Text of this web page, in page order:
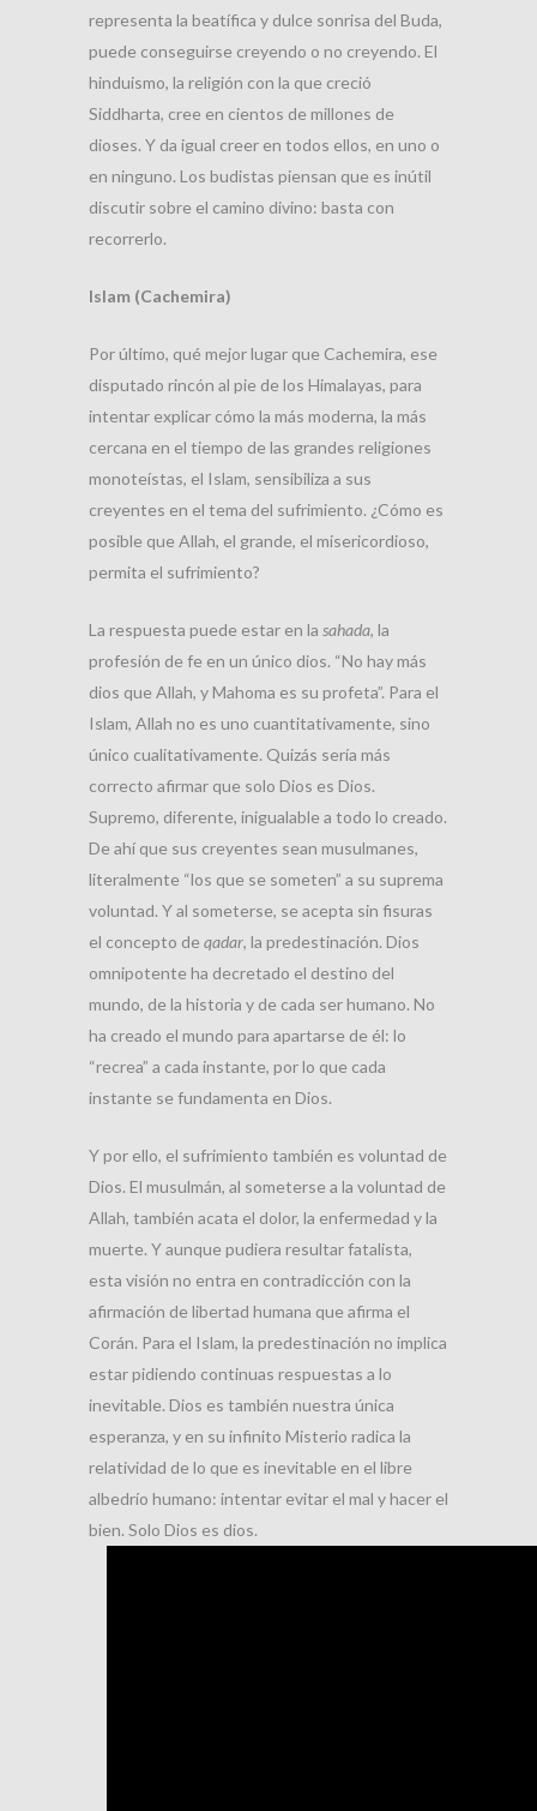
representa la beatífica y dulce sonrisa del Buda,
puede conseguirse creyendo o no creyendo. El
hinduismo, la religión con la que creció
Siddharta, cree en cientos de millones de
dioses. Y da igual creer en todos ellos, en uno o
en ninguno. Los budistas piensan que es inútil
discutir sobre el camino divino: basta con
recorrerlo.
Islam (Cachemira)
Por último, qué mejor lugar que Cachemira, ese
disputado rincón al pie de los Himalayas, para
intentar explicar cómo la más moderna, la más
cercana en el tiempo de las grandes religiones
monoteístas, el Islam, sensibiliza a sus
creyentes en el tema del sufrimiento. ¿Cómo es
posible que Allah, el grande, el misericordioso,
permita el sufrimiento?
La respuesta puede estar en la sahada, la
profesión de fe en un único dios. “No hay más
dios que Allah, y Mahoma es su profeta”. Para el
Islam, Allah no es uno cuantitativamente, sino
único cualitativamente. Quizás sería más
correcto afirmar que solo Dios es Dios.
Supremo, diferente, inigualable a todo lo creado.
De ahí que sus creyentes sean musulmanes,
literalmente “los que se someten” a su suprema
voluntad. Y al someterse, se acepta sin fisuras
el concepto de qadar, la predestinación. Dios
omnipotente ha decretado el destino del
mundo, de la historia y de cada ser humano. No
ha creado el mundo para apartarse de él: lo
“recrea” a cada instante, por lo que cada
instante se fundamenta en Dios.
Y por ello, el sufrimiento también es voluntad de
Dios. El musulmán, al someterse a la voluntad de
Allah, también acata el dolor, la enfermedad y la
muerte. Y aunque pudiera resultar fatalista,
esta visión no entra en contradicción con la
afirmación de libertad humana que afirma el
Corán. Para el Islam, la predestinación no implica
estar pidiendo continuas respuestas a lo
inevitable. Dios es también nuestra única
esperanza, y en su infinito Misterio radica la
relatividad de lo que es inevitable en el libre
albedrío humano: intentar evitar el mal y hacer el
bien. Solo Dios es dios.